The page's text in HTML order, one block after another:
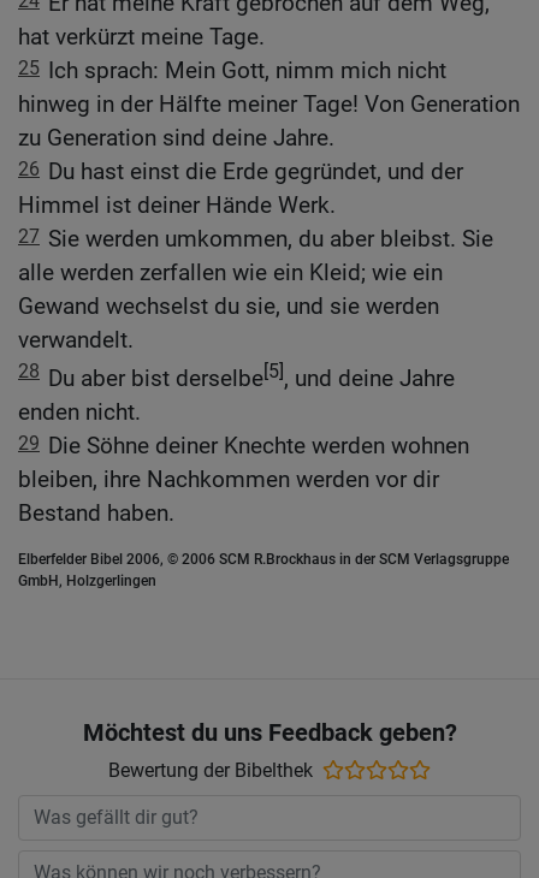
hat verkürzt meine Tage.
25 Ich sprach: Mein Gott, nimm mich nicht
hinweg in der Hälfte meiner Tage! Von Generation
zu Generation sind deine Jahre.
26 Du hast einst die Erde gegründet, und der
Himmel ist deiner Hände Werk.
27 Sie werden umkommen, du aber bleibst. Sie
alle werden zerfallen wie ein Kleid; wie ein
Gewand wechselst du sie, und sie werden
verwandelt.
28 Du aber bist derselbe[5], und deine Jahre
enden nicht.
29 Die Söhne deiner Knechte werden wohnen
bleiben, ihre Nachkommen werden vor dir
Bestand haben.
Elberfelder Bibel 2006, © 2006 SCM R.Brockhaus in der SCM Verlagsgruppe
GmbH, Holzgerlingen
Möchtest du uns Feedback geben?
Bewertung der Bibelthek